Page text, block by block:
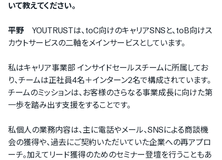
いて教えてください。
平野 YOUTRUSTは、toC向けのキャリアSNSと、toB向けス
カウトサービスの二軸をメインサービスとしています。
私はキャリア事業部 インサイドセールスチームに所属してお
り、チームは正社員4名＋インターン2名で構成されています。
チームのミッションは、お客様のさらなる事業成長に向けた第
一歩を踏み出す支援をすることです。
私個人の業務内容は、主に電話やメール、SNSによる商談機
会の獲得や、過去にご契約いただいていた企業への再アプロ
ーチ。加えてリード獲得のためのセミナー登壇を行うこともあ